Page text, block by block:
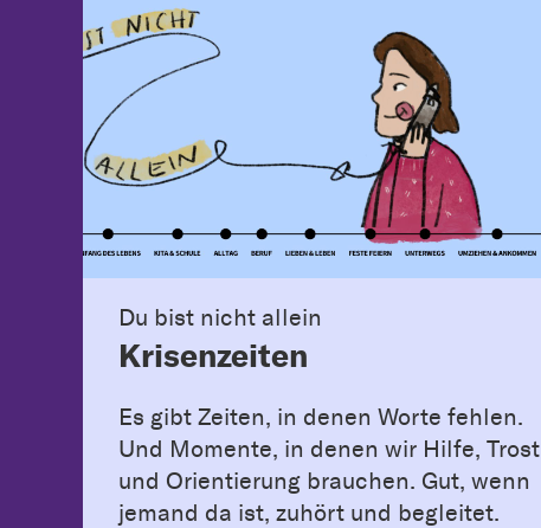
Du bist nicht allein
Krisenzeiten
Es gibt Zeiten, in denen Worte fehlen.
Und Momente, in denen wir Hilfe, Trost
und Orientierung brauchen. Gut, wenn
jemand da ist, zuhört und begleitet.